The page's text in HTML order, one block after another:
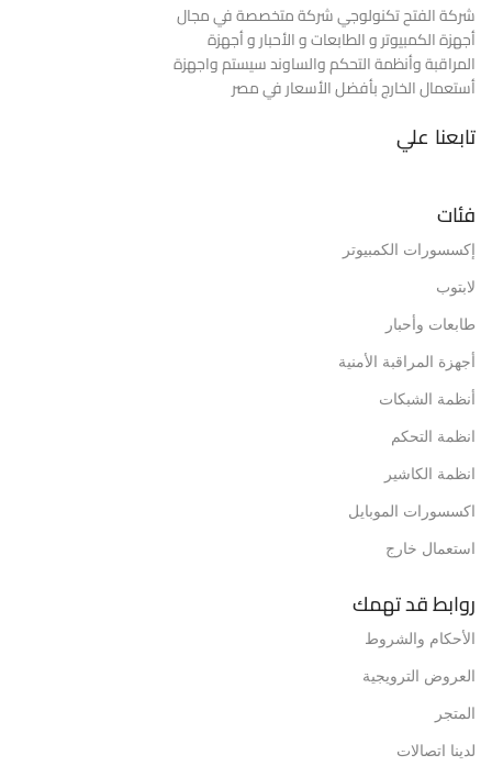
شركة الفتح تكنولوجي شركة متخصصة في مجال
أجهزة الكمبيوتر و الطابعات و الأحبار و أجهزة
المراقبة وأنظمة التحكم والساوند سيستم واجهزة
أستعمال الخارج بأفضل الأسعار في مصر
تابعنا علي
فئات
إكسسورات الكمبيوتر
لابتوب
طابعات وأحبار
أجهزة المراقبة الأمنية
أنظمة الشبكات
انظمة التحكم
انظمة الكاشير
اكسسورات الموبايل
استعمال خارج
روابط قد تهمك
الأحكام والشروط
العروض الترويجية
المتجر
لدينا اتصالات